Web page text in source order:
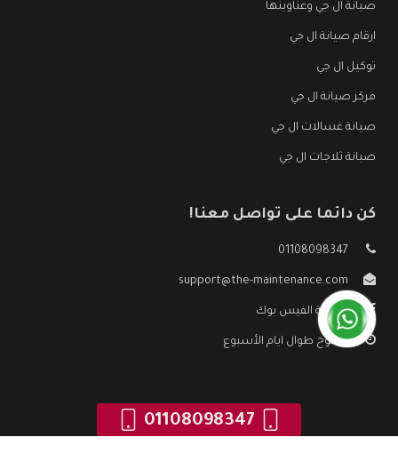
صيانة ال جي وعناوينها
ارقام صيانة ال جي
توكيل ال جي
مركز صيانة ال جي
صيانة غسالات ال جي
صيانة ثلاجات ال جي
كن دائما على تواصل معنا!
01108098347
support@the-maintenance.com
صفحة الفيس بوك
مفتوح طوال ايام الأسبوع
01108098347